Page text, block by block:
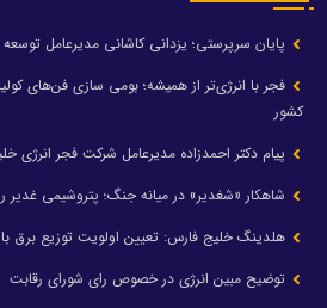
پایان سرپرستی؛ یزدانی کاشانی مدیرعامل
فجر با انرژی‌تر از همیشه؛ بومی سازی فن‌های
کشور
پیام دکتر احمدزاده مدیرعامل شرکت فجر انرژی
شاهکار «شغدیر» در میانه جنگ؛ پتروشیمی غدیر
هلدینگ خلیج فارس: تعیین اولویت توزیع برق
توضیح مبین انرژی در خصوص رای شورای رقابت